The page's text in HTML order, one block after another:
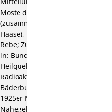
Moste des Nahegebiets
(zusammen mit Heinrich
Haase), in: Wein und
Rebe; Zum Johannisfeste,
in: Bundesblatt;
Heilquellen-
Radioaktivität, in:
Bäderbuch; 1926: Die
1925er Moste des
Nahegebietes (zusammen